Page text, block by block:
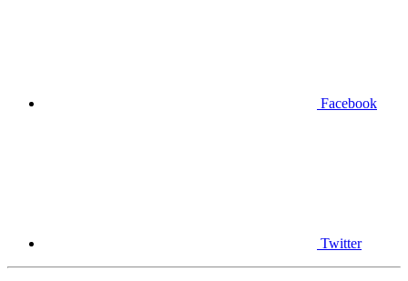
Facebook
Twitter